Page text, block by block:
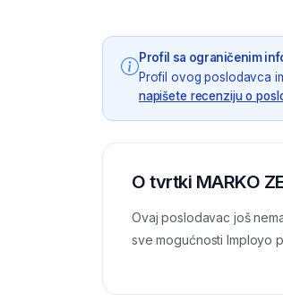
Profil sa ograničenim
Profil ovog poslodavca
napišete recenziju o
O tvrtki MARKO
Ovaj poslodavac još
sve mogućnosti Imployo